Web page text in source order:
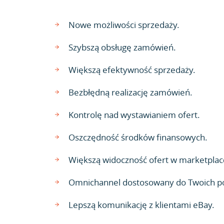
Nowe możliwości sprzedaży.
Szybszą obsługę zamówień.
Większą efektywność sprzedaży.
Bezbłędną realizację zamówień.
Kontrolę nad wystawianiem ofert.
Oszczędność środków finansowych.
Większą widoczność ofert w
Omnichannel dostosowany do Twoich
Lepszą komunikację z klientami eBay.